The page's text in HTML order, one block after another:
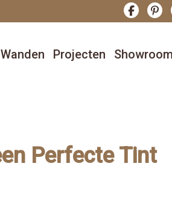
Wanden Projecten Showroom
Perfecte Tint